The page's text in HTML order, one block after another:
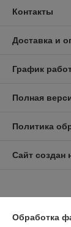
Контакты
Доставка и
График
Полная
Политика
Сайт создан
Обработка